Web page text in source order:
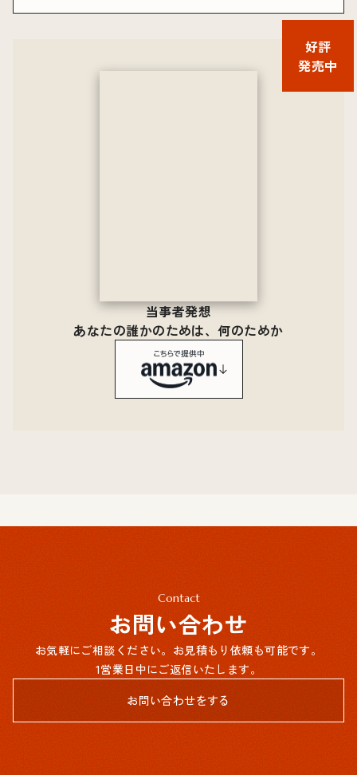
当事者発想
あなたの誰かのためは、何のためか
好評
発売中
Contact
お問い合わせ
お気軽にご相談ください。お見積もり依頼も可能です。
1営業日中にご返信いたします。
お問い合わせをする